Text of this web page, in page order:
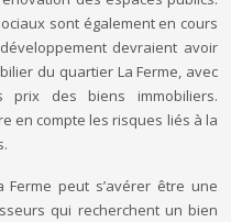
sont également en cours
devraient avoir
du quartier La Ferme, avec
prix des biens immobiliers.
en compte les risques liés à la
Ferme peut s’avérer être une
qui recherchent un bien